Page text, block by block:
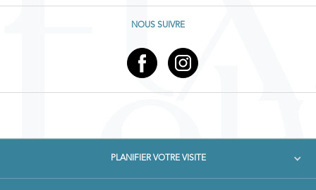
NOUS SUIVRE
PLANIFIER VOTRE VISITE